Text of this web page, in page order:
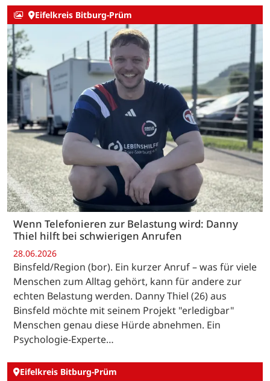
Eifelkreis Bitburg-Prüm
Wenn Telefonieren zur Belastung wird: Danny
Thiel hilft bei schwierigen Anrufen
28.06.2026
Binsfeld/Region (bor). Ein kurzer Anruf – was für viele
Menschen zum Alltag gehört, kann für andere zur
echten Belastung werden. Danny Thiel (26) aus
Binsfeld möchte mit seinem Projekt "erledigbar"
Menschen genau diese Hürde abnehmen. Ein
Psychologie-Experte…
Eifelkreis Bitburg-Prüm